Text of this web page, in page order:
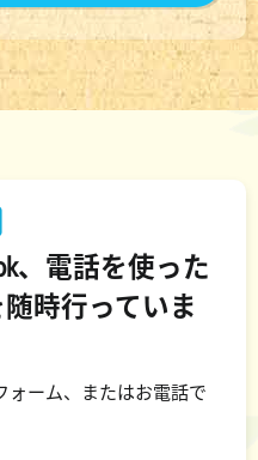
、電話を使った
時行っていま
ォーム、またはお電話で